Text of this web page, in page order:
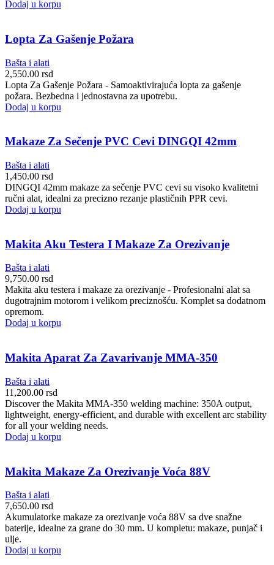
Dodaj u korpu
Lopta Za Gašenje Požara
Bašta i alati
2,550.00 rsd
Lopta Za Gašenje Požara - Samoaktivirajuća lopta za gašenje
požara. Bezbedna i jednostavna za upotrebu.
Dodaj u korpu
Makaze Za Sečenje PVC Cevi DINGQI 42mm
Bašta i alati
1,450.00 rsd
DINGQI 42mm makaze za sečenje PVC cevi su visoko kvalitetni
ručni alat, idealni za precizno rezanje plastičnih PPR cevi.
Dodaj u korpu
Makita Aku Testera I Makaze Za Orezivanje
Bašta i alati
9,750.00 rsd
Makita aku testera i makaze za orezivanje - Profesionalni alat sa
dugotrajnim motorom i velikom preciznošću. Komplet sa dodatnom
opremom.
Dodaj u korpu
Makita Aparat Za Zavarivanje MMA-350
Bašta i alati
11,200.00 rsd
Discover the Makita MMA-350 welding machine: 350A output,
lightweight, energy-efficient, and durable with excellent arc stability
for all your welding needs.
Dodaj u korpu
Makita Makaze Za Orezivanje Voća 88V
Bašta i alati
7,650.00 rsd
Akumulatorke makaze za orezivanje voća 88V sa dve snažne
baterije, idealne za grane do 30 mm. U kompletu: makaze, punjač i
ulje.
Dodaj u korpu